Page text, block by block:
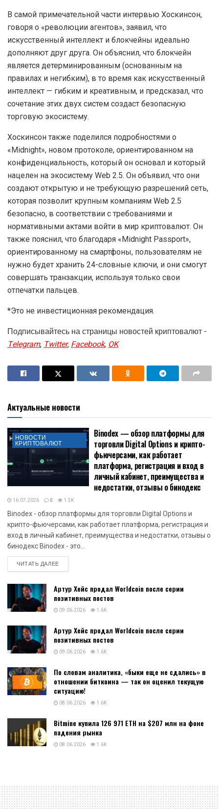
В самой примечательной части интервью Хоскинсон,
говоря о «революции агентов», заявил, что
искусственный интеллект и блокчейны идеально
дополняют друг друга. Он объяснил, что блокчейн
является детерминированным (основанным на
правилах и негибким), в то время как искусственный
интеллект — гибким и креативным, и предсказал, что
сочетание этих двух систем создаст безопасную
торговую экосистему.
Хоскинсон также поделился подробностями о
«Midnight», новом протоколе, ориентированном на
конфиденциальность, который он основал и который
нацелен на экосистему Web 2.5. Он объявил, что они
создают открытую и не требующую разрешений сеть,
которая позволит крупным компаниям Web 2.5
безопасно, в соответствии с требованиями и
нормативными актами войти в мир криптовалют. Он
также пояснил, что благодаря «Midnight Passport»,
ориентированному на смартфоны, пользователям не
нужно будет хранить 24-словные ключи, и они смогут
совершать транзакции, используя только свои
отпечатки пальцев.
*Это не инвестиционная рекомендация.
Подписывайтесь на страницы новостей криптовалют -
Telegram,Twitter,Facebook,OK
Актуальные новости
НОВОСТИ
КРИПТОВАЛЮТ
Binodex — обзор платформы для
торговли Digital Options и крипто-
фьючерсами, как работает
платформа, регистрация и вход в
личный кабинет, преимущества и
недостатки, отзывы о бинодекс
16.07.2026 0 1.5K
Binodex - обзор платформы для торговли Digital Options и
крипто-фьючерсами, как работает платформа, регистрация и
вход в личный кабинет, преимущества и недостатки, отзывы о
бинодекс Binodex - это...
ЧИТАТЬ ДАЛЕЕDETAILS
Артур Хейс продал Worldcoin после серии
позитивных постов
09.06.2026 1.6K
Артур Хейс продал Worldcoin после серии
позитивных постов
09.06.2026 1.6K
По словам аналитика, «быки еще не сдались» в
отношении биткоина — так он оценил текущую
ситуацию!
08.06.2026 1.6K
Bitmine купила 126 971 ETH на $207 млн на фоне
падения рынка
08.06.2026 1.6K